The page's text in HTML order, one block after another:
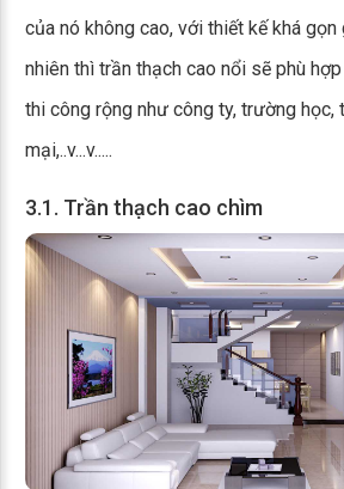
của nó không cao, với thiết kế khá gọn
nhiên thì trần thạch cao nổi sẽ phù
thi công rộng như công ty, trường học,
mại,..v...v.....
3.1. Trần thạch cao chìm